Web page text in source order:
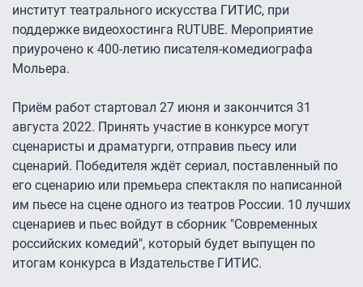
институт театрального искусства ГИТИС, при
поддержке видеохостинга RUTUBE. Мероприятие
приурочено к 400-летию писателя-комедиографа
Мольера.
Приём работ стартовал 27 июня и закончится 31
августа 2022. Принять участие в конкурсе могут
сценаристы и драматурги, отправив пьесу или
сценарий. Победителя ждёт сериал, поставленный по
его сценарию или премьера спектакля по написанной
им пьесе на сцене одного из театров России. 10 лучших
сценариев и пьес войдут в сборник "Современных
российских комедий", который будет выпущен по
итогам конкурса в Издательстве ГИТИС.